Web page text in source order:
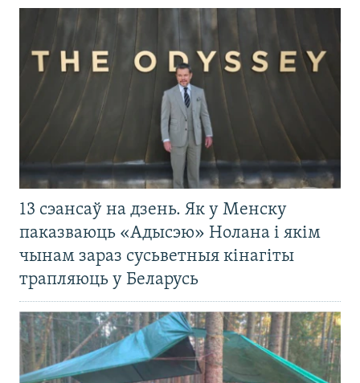
13 сэансаў на дзень. Як у Менску
паказваюць «Адысэю» Нолана і якім
чынам зараз сусьветныя кінагіты
трапляюць у Беларусь